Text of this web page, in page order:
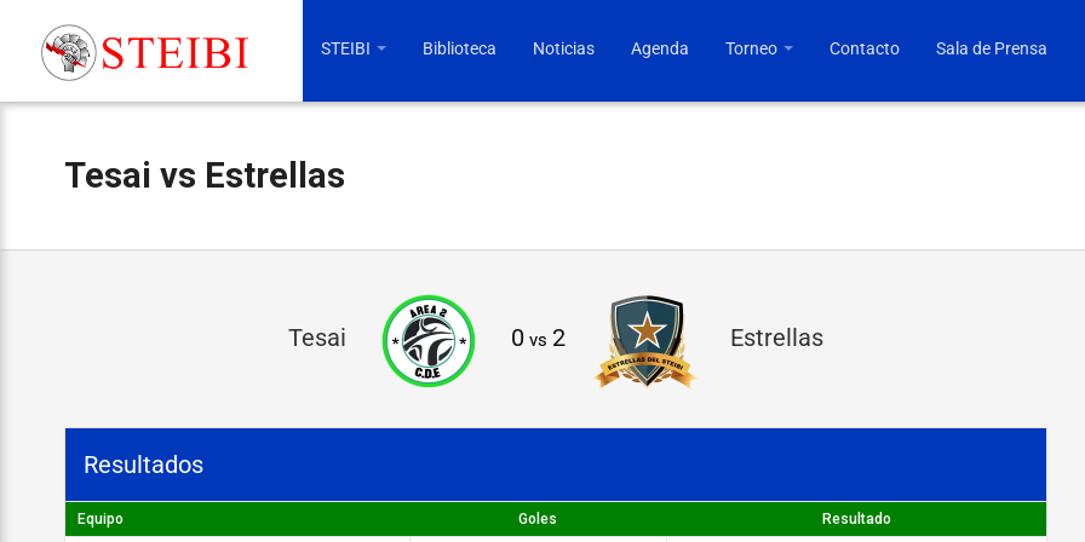
STEIBI Biblioteca Noticias Agenda Torneo Contacto Sala de Prensa
Tesai vs Estrellas
a
v
Tesai 0 vs 2 Estrellas
Resultados
Equipo Goles Resultado